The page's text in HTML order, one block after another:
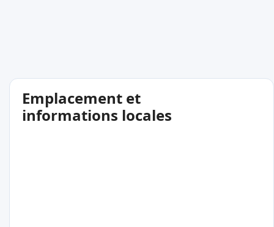
Emplacement et
informations locales